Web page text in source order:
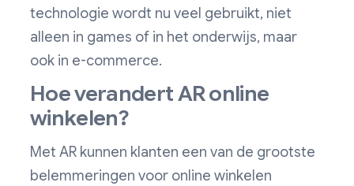
technologie wordt nu veel gebruikt, niet
alleen in games of in het onderwijs, maar
ook in e-commerce.
Hoe verandert AR online
winkelen?
Met AR kunnen klanten een van de grootste
belemmeringen voor online winkelen